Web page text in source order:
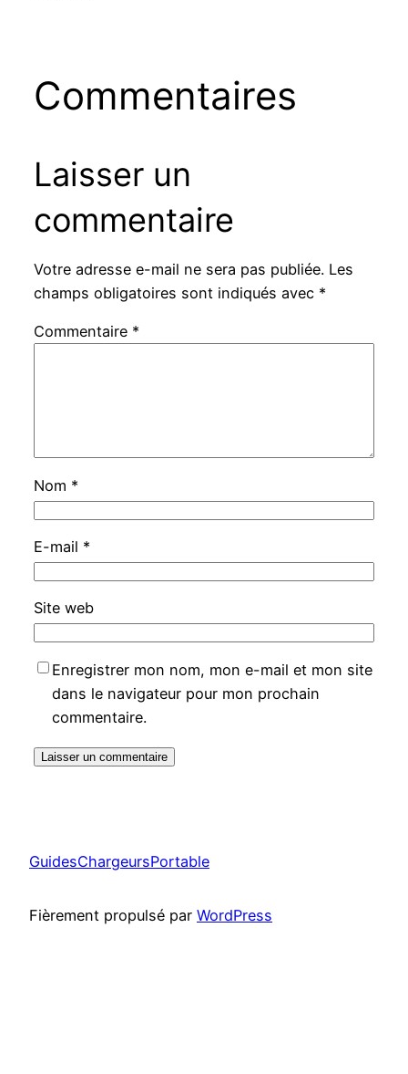
Commentaires
Laisser un
commentaire
Votre adresse e-mail ne sera pas publiée. Les
champs obligatoires sont indiqués avec *
Commentaire *
Nom *
E-mail *
Site web
Enregistrer mon nom, mon e-mail et mon site
dans le navigateur pour mon prochain
commentaire.
GuidesChargeursPortable
Fièrement propulsé par WordPress